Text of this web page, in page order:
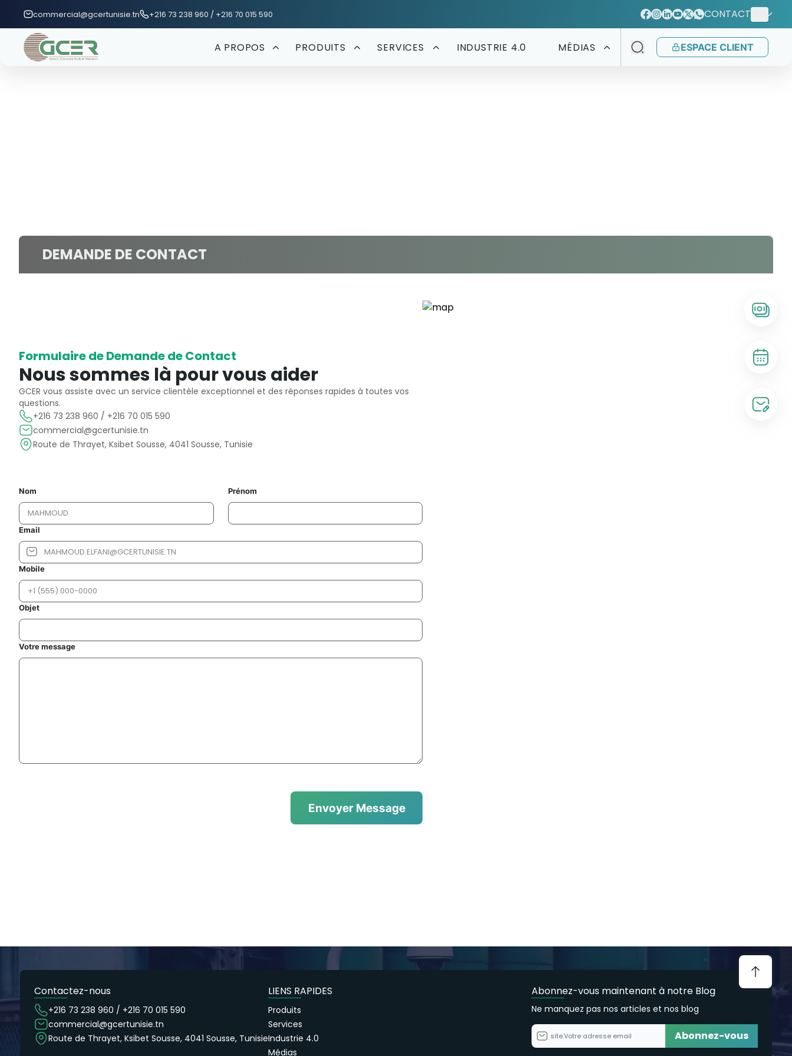
commercial@gcertunisie.tn +216 73 238 960 / +216 70 015 590 CONTACT
A PROPOS PRODUITS SERVICES INDUSTRIE 4.0 MÉDIAS ESPACE CLIENT
DEMANDE DE CONTACT
Formulaire de Demande de Contact
Nous sommes là pour vous aider
GCER vous assiste avec un service clientèle exceptionnel et des réponses rapides à toutes vos
questions.
+216 73 238 960 / +216 70 015 590
commercial@gcertunisie.tn
Route de Thrayet, Ksibet Sousse, 4041 Sousse, Tunisie
Nom Prénom
Email
Mobile
Objet
Votre message
Envoyer Message
Contactez-nous
+216 73 238 960 / +216 70 015 590
commercial@gcertunisie.tn
Route de Thrayet, Ksibet Sousse, 4041 Sousse, Tunisie
LIENS RAPIDES
Produits
Services
Industrie 4.0
Médias
Abonnez-vous maintenant à notre Blog
Ne manquez pas nos articles et nos blog
site.Votre adresse email Abonnez-vous